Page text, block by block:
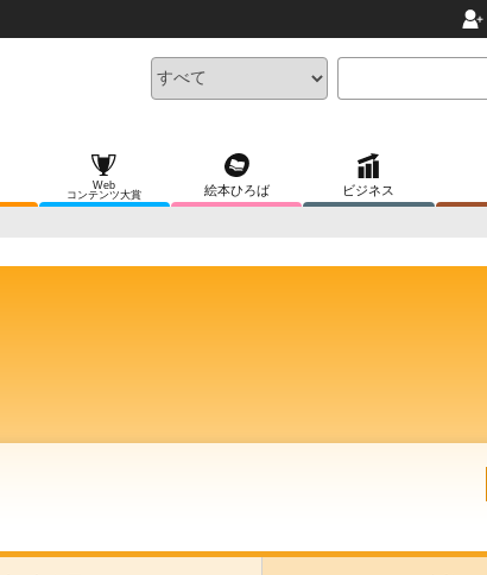
Web
コンテンツ大賞
絵本ひろば ビジネス